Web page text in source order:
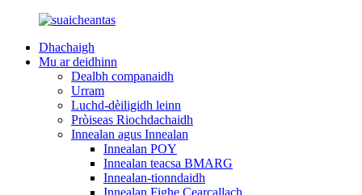
Dhachaigh
Mu ar deidhinn
Dealbh companaidh
Urram
Luchd-dèiligidh leinn
Pròiseas Riochdachaidh
Innealan agus Innealan
Innealan POY
Innealan teacsa BMARG
Innealan-tionndaidh
Innealan Fighe Cearcallach